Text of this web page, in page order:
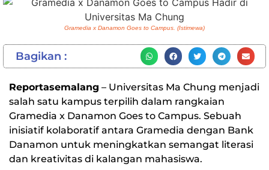
Gramedia x Danamon Goes to Campus. (Istimewa)
Bagikan :
Reportasemalang – Universitas Ma Chung menjadi
salah satu kampus terpilih dalam rangkaian
Gramedia x Danamon Goes to Campus. Sebuah
inisiatif kolaboratif antara Gramedia dengan Bank
Danamon untuk meningkatkan semangat literasi
dan kreativitas di kalangan mahasiswa.